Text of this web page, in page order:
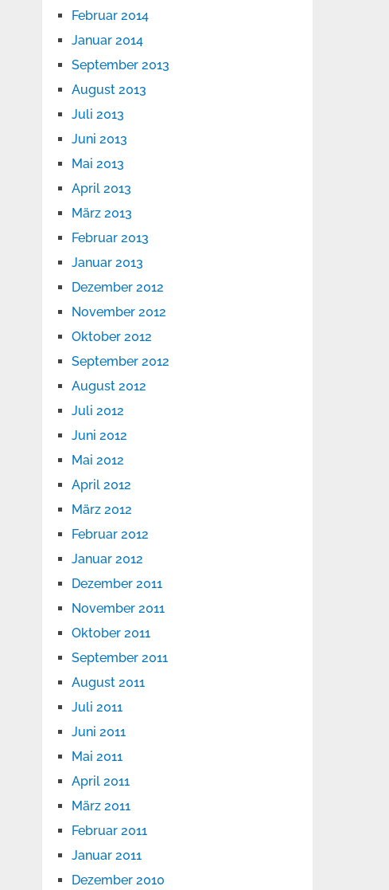
Februar 2014
Januar 2014
September 2013
August 2013
Juli 2013
Juni 2013
Mai 2013
April 2013
März 2013
Februar 2013
Januar 2013
Dezember 2012
November 2012
Oktober 2012
September 2012
August 2012
Juli 2012
Juni 2012
Mai 2012
April 2012
März 2012
Februar 2012
Januar 2012
Dezember 2011
November 2011
Oktober 2011
September 2011
August 2011
Juli 2011
Juni 2011
Mai 2011
April 2011
März 2011
Februar 2011
Januar 2011
Dezember 2010